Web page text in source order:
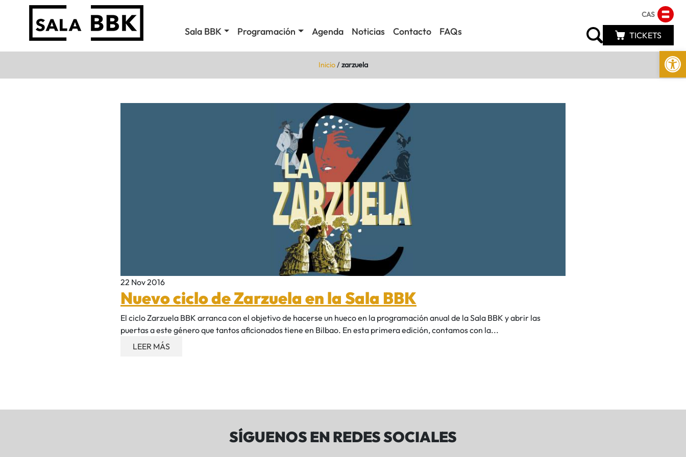
Abrir
Sala BBK Programación Agenda Noticias Contacto FAQs
CAS
TICKETS
Inicio/zarzuela
22 Nov 2016
Nuevo ciclo de Zarzuela en la Sala BBK
El ciclo Zarzuela BBK arranca con el objetivo de hacerse un hueco en la programación anual de la Sala BBK y abrir las
puertas a este género que tantos aficionados tiene en Bilbao. En esta primera edición, contamos con la...
LEER MÁS
SÍGUENOS EN REDES SOCIALES